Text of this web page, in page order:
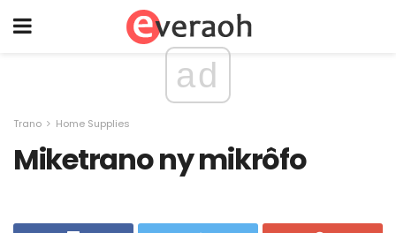
ad
Trano Home Supplies
Miketrano ny mikrôfo